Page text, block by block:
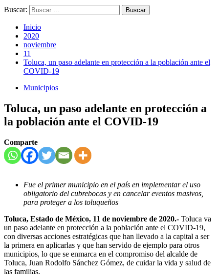
Buscar:
Inicio
2020
noviembre
11
Toluca, un paso adelante en protección a la población ante el
COVID-19
Municipios
Toluca, un paso adelante en protección a
la población ante el COVID-19
Comparte
Fue el primer municipio en el país en implementar el uso
obligatorio del cubrebocas y en cancelar eventos masivos,
para proteger a los toluqueños
Toluca, Estado de México, 11 de noviembre de 2020.- Toluca va
un paso adelante en protección a la población ante el COVID-19,
con diversas acciones estratégicas que han llevado a la capital a ser
la primera en aplicarlas y que han servido de ejemplo para otros
municipios, lo que se enmarca en el compromiso del alcalde de
Toluca, Juan Rodolfo Sánchez Gómez, de cuidar la vida y salud de
las familias.